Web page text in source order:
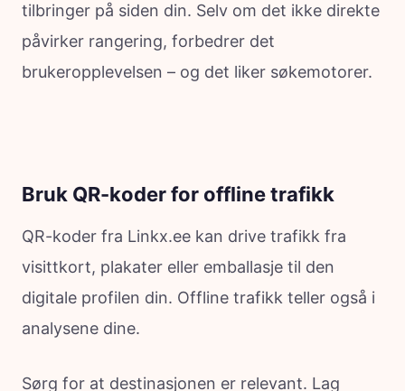
tilbringer på siden din. Selv om det ikke direkte
påvirker rangering, forbedrer det
brukeropplevelsen – og det liker søkemotorer.
Bruk QR-koder for offline trafikk
QR-koder fra Linkx.ee kan drive trafikk fra
visittkort, plakater eller emballasje til den
digitale profilen din. Offline trafikk teller også i
analysene dine.
Sørg for at destinasjonen er relevant. Lag